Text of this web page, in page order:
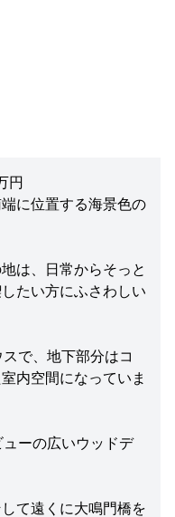
円
に位置する海景色の
は、日常からそっと
たい方にふさわしい
で、地下部分はコ
内空間になっていま
ーの広いウッドデ
て遠くに大鳴門橋を